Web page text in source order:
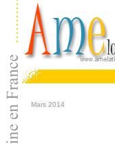
Mars 2014